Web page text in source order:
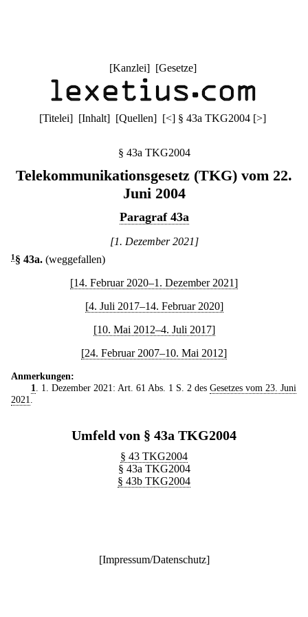
[Kanzlei] [Gesetze]
[Titelei] [Inhalt] [Quellen] [<] § 43a TKG2004 [>]
§ 43a TKG2004
Telekommunikationsgesetz (TKG) vom 22.
Juni 2004
Paragraf 43a
[1. Dezember 2021]
1 § 43a. (weggefallen)
[14. Februar 2020–1. Dezember 2021]
[4. Juli 2017–14. Februar 2020]
[10. Mai 2012–4. Juli 2017]
[24. Februar 2007–10. Mai 2012]
Anmerkungen:
1
. 1. Dezember 2021: Art. 61 Abs. 1 S. 2 des Gesetzes vom 23. Juni
2021
Umfeld von § 43a TKG2004
§ 43 TKG2004
§ 43a TKG2004
§ 43b TKG2004
[Impressum/Datenschutz]